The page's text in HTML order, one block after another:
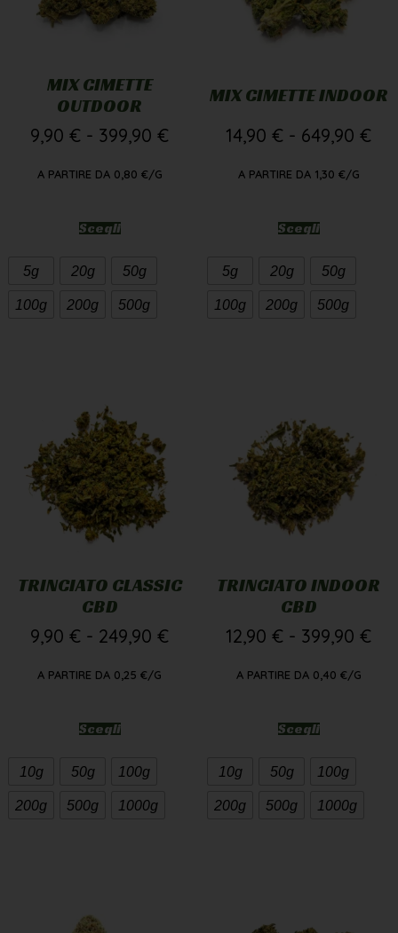
MIX CIMETTE
OUTDOOR
9,90 € - 399,90 €
A PARTIRE DA 0,80 €/G
Scegli
5g 20g 50g
100g 200g 500g
MIX CIMETTE INDOOR
14,90 € - 649,90 €
A PARTIRE DA 1,30 €/G
Scegli
5g 20g 50g
100g 200g 500g
TRINCIATO CLASSIC
CBD
9,90 € - 249,90 €
A PARTIRE DA 0,25 €/G
Scegli
10g 50g 100g
200g 500g 1000g
TRINCIATO INDOOR
CBD
12,90 € - 399,90 €
A PARTIRE DA 0,40 €/G
Scegli
10g 50g 100g
200g 500g 1000g